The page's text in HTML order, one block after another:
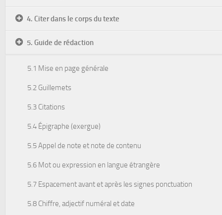
4. Citer dans le corps du texte
5. Guide de rédaction
5.1 Mise en page générale
5.2 Guillemets
5.3 Citations
5.4 Épigraphe (exergue)
5.5 Appel de note et note de contenu
5.6 Mot ou expression en langue étrangère
5.7 Espacement avant et après les signes ponctuation
5.8 Chiffre, adjectif numéral et date